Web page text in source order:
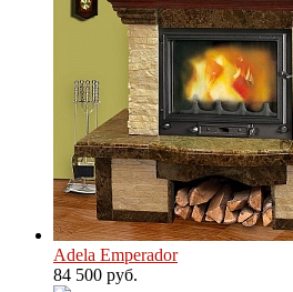
Adela Emperador
84 500 руб.